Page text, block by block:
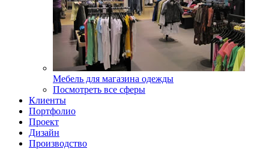
Мебель для магазина одежды
Посмотреть все сферы
Клиенты
Портфолио
Проект
Дизайн
Производство